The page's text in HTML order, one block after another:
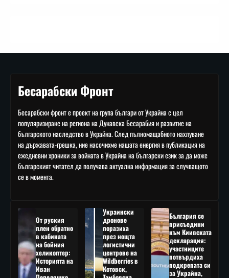
Бесарабски Фронт
Бесарабски фронт е проект на група българи от Украйна с цел
популяризиране на региона на Дунавска Бесарабия и развитие на
българското наследство в Украйна. След пълномащабното нахлуване
на държавата-грешка, ние насочихме нашата енергия в публикация на
ежедневни хроники за войната в Украйна на български език за да може
българският читател да получава актуална информация за случващото
се в момента.
От руския
плен обратно
в кабината
на бойния
хеликоптер:
Историята на
Иван
Украински
дронове
поразиха
през нощта
логистични
центрове на
Wildberries в
Котовск,
България се
присъедини
към Киивската
декларация:
участниците
потвърдиха
подкрепата си
за Украйна,